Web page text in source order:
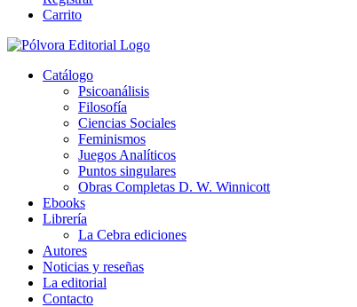
Carrito
Catálogo
Psicoanálisis
Filosofía
Ciencias Sociales
Feminismos
Juegos Analíticos
Puntos singulares
Obras Completas D. W. Winnicott
Ebooks
Librería
La Cebra ediciones
Autores
Noticias y reseñas
La editorial
Contacto